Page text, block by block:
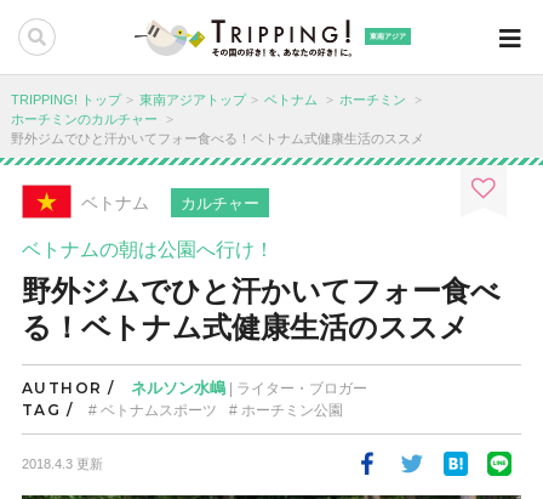
東南アジア
TRIPPING! トップ 東南アジアトップ ベトナム
ホーチミン
ホーチミンのカルチャー
野外ジムでひと汗かいてフォー食べる！ベトナム式健康生活のススメ
ベトナム カルチャー
ベトナムの朝は公園へ行け！
野外ジムでひと汗かいてフォー食べ
る！ベトナム式健康生活のススメ
AUTHOR / ネルソン水嶋| ライター・ブロガー
TAG / ベトナムスポーツ ホーチミン公園
2018.4.3 更新